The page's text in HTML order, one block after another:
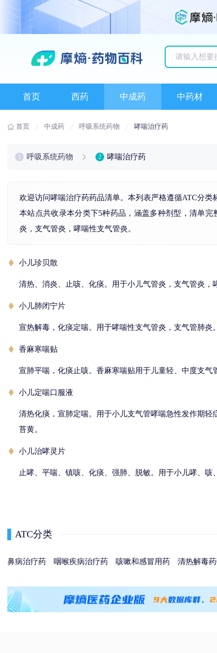
首页 西药 中成药 中药材
首页 中成药 呼吸系统药物 哮喘治疗药
呼吸系统药物 2 哮喘治疗药
欢迎访问哮喘治疗药药品清单。本列表严格遵循ATC分
本站点共收录本分类下5种药品，涵盖多种剂型，清单
炎，支气管炎，哮喘性支气管炎。
小儿珍贝散
清热、消炎、止咳、化痰。用于小儿气管炎，支气管炎，
小儿肺闭宁片
宣热解毒，化痰定喘。用于哮喘性支气管炎，支气管肺炎
香麻寒喘贴
宣肺平喘，化痰止咳。香麻寒喘贴用于儿童轻、中度支
小儿定喘口服液
清热化痰，宣肺定喘。用于小儿支气管哮喘急性发作期
苔黄。
小儿治哮灵片
止哮、平喘、镇咳、化痰、强肺、脱敏。用于小儿哮、
ATC分类
鼻病治疗药 咽喉疾病治疗药 咳嗽和感冒用药 清热解毒